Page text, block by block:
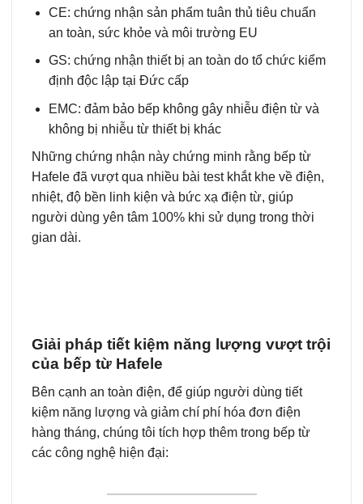
CE: chứng nhận sản phẩm tuân thủ tiêu chuẩn
an toàn, sức khỏe và môi trường EU
GS: chứng nhận thiết bị an toàn do tổ chức kiểm
định độc lập tại Đức cấp
EMC: đảm bảo bếp không gây nhiễu điện từ và
không bị nhiễu từ thiết bị khác
Những chứng nhận này chứng minh rằng bếp từ
Hafele đã vượt qua nhiều bài test khắt khe về điện,
nhiệt, độ bền linh kiện và bức xạ điện từ, giúp
người dùng yên tâm 100% khi sử dụng trong thời
gian dài.
Giải pháp tiết kiệm năng lượng vượt trội
của bếp từ Hafele
Bên cạnh an toàn điện, để giúp người dùng tiết
kiệm năng lượng và giảm chí phí hóa đơn điện
hàng tháng, chúng tôi tích hợp thêm trong bếp từ
các công nghệ hiện đại: